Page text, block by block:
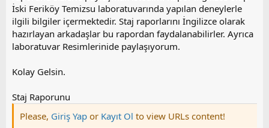
İski Feriköy Temizsu laboratuvarında yapılan deneylerle
ilgili bilgiler içermektedir. Staj raporlarını İngilizce olarak
hazırlayan arkadaşlar bu rapordan faydalanabilirler. Ayrıca
laboratuvar Resimlerinide paylaşıyorum.
Kolay Gelsin.
Staj Raporunu
Please, Giriş Yap or Kayıt Ol to view URLs content!